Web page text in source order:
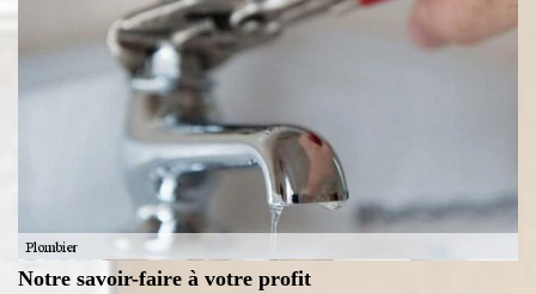
Notre savoir-faire à votre profit